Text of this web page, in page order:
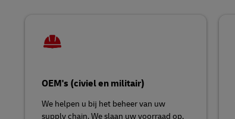
OEM's (civiel en militair)
We helpen u bij het beheer van uw
supply chain. We slaan uw voorraad op,